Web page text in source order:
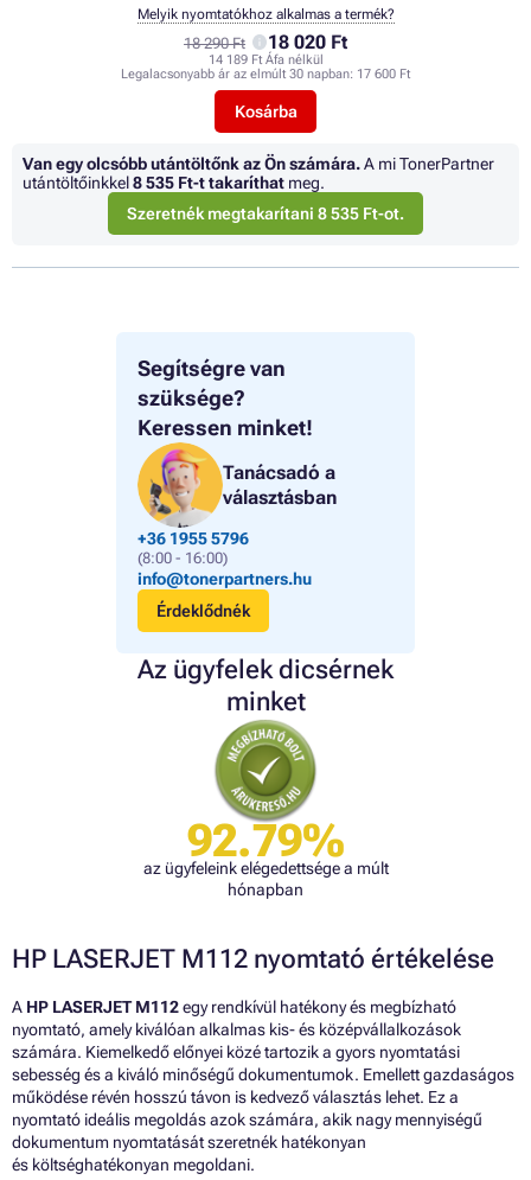
Segítségre van
szüksége?
Keressen minket!
Tanácsadó a
választásban
+36 1955 5796
(8:00 - 16:00)
info@tonerpartners.hu
Érdeklődnék
Az ügyfelek dicsérnek
minket
92.79%
az ügyfeleink elégedettsége a múlt
hónapban
18 290 Ft 18 020 Ft
14 189 Ft Áfa nélkül
Legalacsonyabb ár az elmúlt 30 napban: 17 600 Ft
Kosárba
Melyik nyomtatókhoz alkalmas a termék?
Van egy olcsóbb utántöltőnk az Ön számára.A mi TonerPartner
utántöltőinkkel8 535 Ft-t takaríthat meg.
Szeretnék megtakarítani 8 535 Ft-ot.
HP LASERJET M112 nyomtató értékelése
A HP LASERJET M112egy rendkívül hatékony és megbízható
nyomtató, amely kiválóan alkalmas kis- és középvállalkozások
számára. Kiemelkedő előnyei közé tartozik a gyors nyomtatási
sebesség és a kiváló minőségű dokumentumok. Emellett gazdaságos
működése révén hosszú távon is kedvező választás lehet. Ez a
nyomtató ideális megoldás azok számára, akik nagy mennyiségű
dokumentum nyomtatását szeretnék hatékonyan
és költséghatékonyan megoldani.